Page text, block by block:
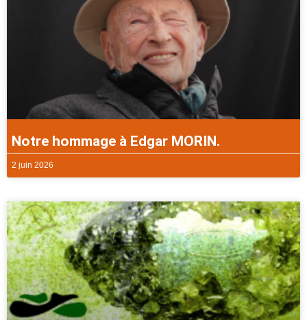
Notre hommage à Edgar MORIN.
2 juin 2026